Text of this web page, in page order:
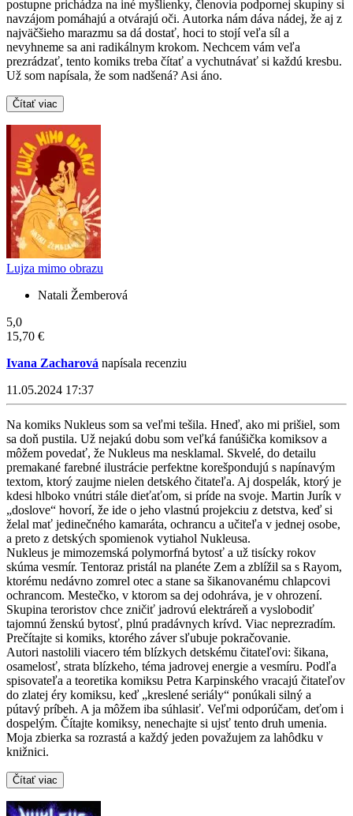
postupne prichádza na iné myšlienky, členovia podpornej skupiny si
navzájom pomáhajú a otvárajú oči. Autorka nám dáva nádej, že aj z
najväčšieho marazmu sa dá dostať, hoci to stojí veľa síl a
nevyhneme sa ani radikálnym krokom. Nechcem vám veľa
prezrádzať, tento komiks treba čítať a vychutnávať si každú kresbu.
Už som napísala, že som nadšená? Asi áno.
Čítať viac
Lujza mimo obrazu
Natali Žemberová
5,0
15,70 €
Ivana Zacharová napísala recenziu
11.05.2024 17:37
Na komiks Nukleus som sa veľmi tešila. Hneď, ako mi prišiel, som
sa doň pustila. Už nejakú dobu som veľká fanúšička komiksov a
môžem povedať, že Nukleus ma nesklamal. Skvelé, do detailu
premakané farebné ilustrácie perfektne korešpondujú s napínavým
textom, ktorý zaujme nielen detského čitateľa. Aj dospelák, ktorý je
kdesi hlboko vnútri stále dieťaťom, si príde na svoje. Martin Jurík v
„doslove“ hovorí, že ide o jeho vlastnú projekciu z detstva, keď si
želal mať jedinečného kamaráta, ochrancu a učiteľa v jednej osobe,
a preto z detských spomienok vytiahol Nukleusa.
Nukleus je mimozemská polymorfná bytosť a už tisícky rokov
skúma vesmír. Tentoraz pristál na planéte Zem a zblížil sa s Rayom,
ktorému nedávno zomrel otec a stane sa šikanovanému chlapcovi
ochrancom. Mestečko, v ktorom sa dej odohráva, je v ohrození.
Skupina teroristov chce zničiť jadrovú elektráreň a vyslobodiť
tajomnú ženskú bytosť, plnú pradávnych krívd. Viac neprezradím.
Prečítajte si komiks, ktorého záver sľubuje pokračovanie.
Autori nastolili viacero tém blízkych detskému čitateľovi: šikana,
osamelosť, strata blízkeho, téma jadrovej energie a vesmíru. Podľa
spisovateľa a teoretika komiksu Petra Karpinského vracajú čitateľov
do zlatej éry komiksu, keď „kreslené seriály“ ponúkali silný a
pútavý príbeh. A ja môžem iba súhlasiť. Veľmi odporúčam, deťom i
dospelým. Čítajte komiksy, nenechajte si ujsť tento druh umenia.
Moja zbierka sa rozrastá a každý jeden považujem za lahôdku v
knižnici.
Čítať viac